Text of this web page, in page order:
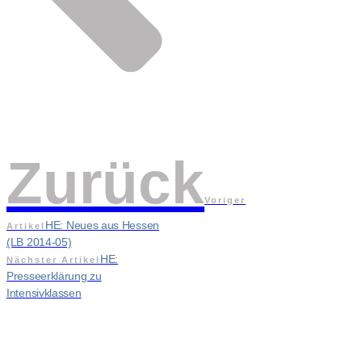
ZurückVoriger
Artikel HE: Neues aus Hessen
(LB 2014-05)
Nächster Artikel HE:
Presseerklärung zu
Intensivklassen